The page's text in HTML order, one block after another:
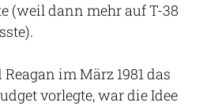
(weil dann mehr auf T-38
im März 1981 das
vorlegte, war die Idee